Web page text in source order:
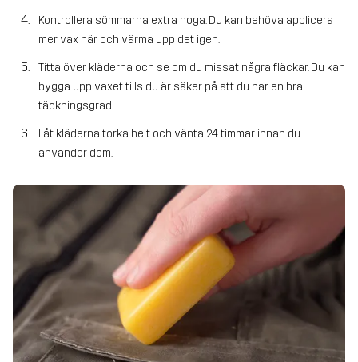
Kontrollera sömmarna extra noga. Du kan behöva applicera
mer vax här och värma upp det igen.
Titta över kläderna och se om du missat några fläckar. Du kan
bygga upp vaxet tills du är säker på att du har en bra
täckningsgrad.
Låt kläderna torka helt och vänta 24 timmar innan du
använder dem.